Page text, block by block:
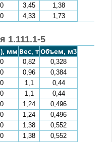
3,45
1,38
4,33 1,73
1.111.1-5
мм Вес, т Объем, м3
0,82
0,328
0,96
0,384
1,1
0,44
1,1
0,44
1,24
0,496
1,24
0,496
1,38
0,552
1,38
0,552